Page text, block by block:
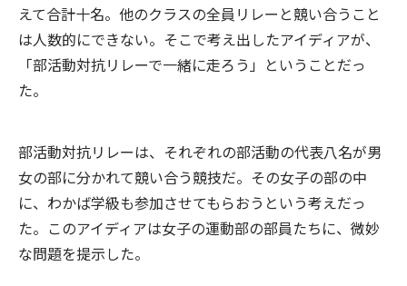
えて合計十名。他のクラスの全員リレーと競い合うこと
は人数的にできない。そこで考え出したアイディアが、
「部活動対抗リレーで一緒に走ろう」ということだっ
た。
部活動対抗リレーは、それぞれの部活動の代表八名が男
女の部に分かれて競い合う競技だ。その女子の部の中
に、わかば学級も参加させてもらおうという考えだっ
た。このアイディアは女子の運動部の部員たちに、微妙
な問題を提示した。